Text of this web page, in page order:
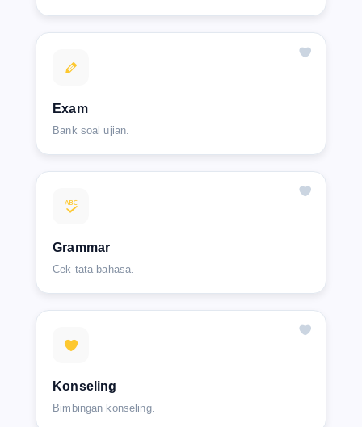
Exam
Bank soal ujian.
Grammar
Cek tata bahasa.
Konseling
Bimbingan konseling.